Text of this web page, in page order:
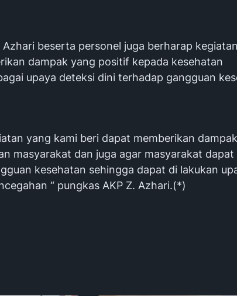
Azhari beserta personel juga berharap
dampak yang positif kepada kesehatan
upaya deteksi dini terhadap gangguan
yang kami beri dapat memberikan
masyarakat dan juga agar masyarakat dapat
kesehatan sehingga dapat di lakukan
“ pungkas AKP Z. Azhari.(*)